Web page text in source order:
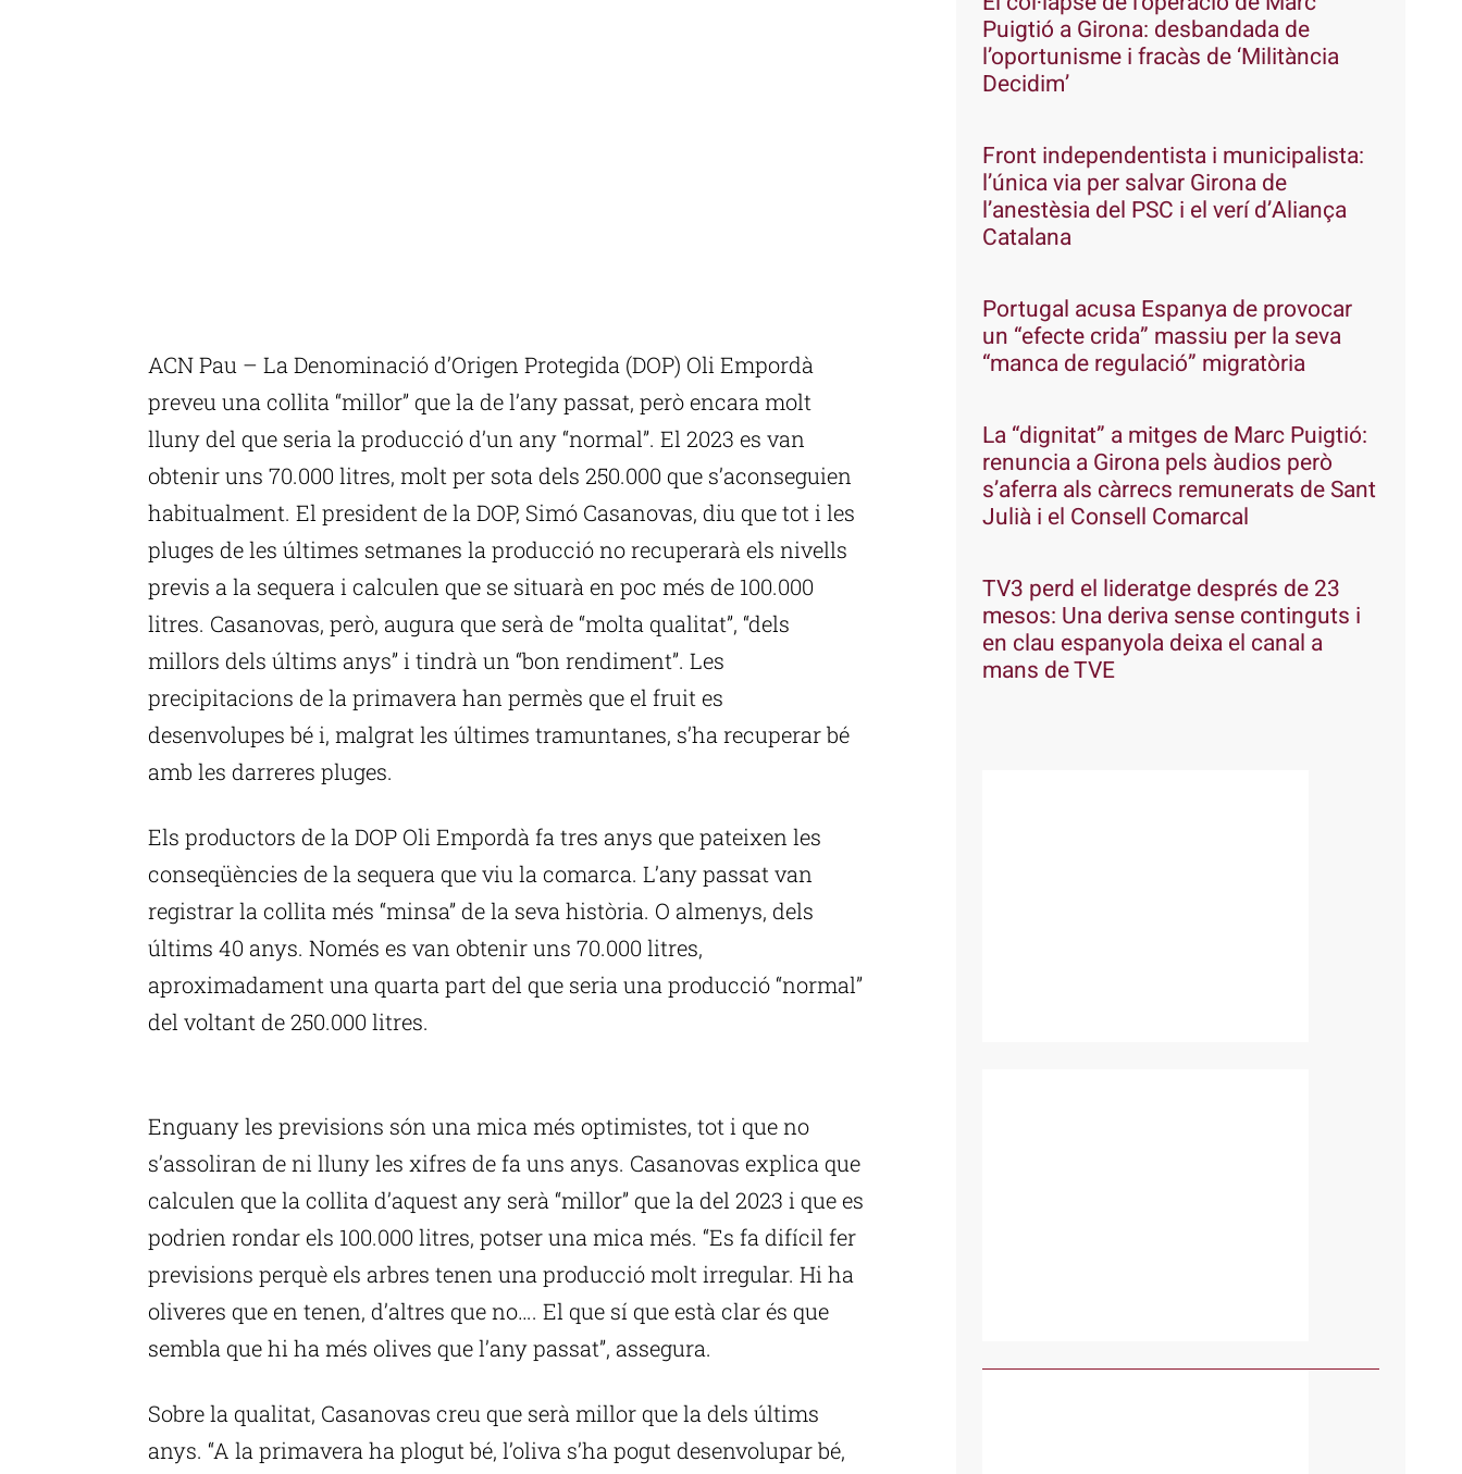
ACN Pau – La Denominació d’Origen Protegida (DOP) Oli Empordà
preveu una collita “millor” que la de l’any passat, però encara molt
lluny del que seria la producció d’un any “normal”. El 2023 es van
obtenir uns 70.000 litres, molt per sota dels 250.000 que s’aconseguien
habitualment. El president de la DOP, Simó Casanovas, diu que tot i les
pluges de les últimes setmanes la producció no recuperarà els nivells
previs a la sequera i calculen que se situarà en poc més de 100.000
litres. Casanovas, però, augura que serà de “molta qualitat”, “dels
millors dels últims anys” i tindrà un “bon rendiment”. Les
precipitacions de la primavera han permès que el fruit es
desenvolupes bé i, malgrat les últimes tramuntanes, s’ha recuperar bé
amb les darreres pluges.
Els productors de la DOP Oli Empordà fa tres anys que pateixen les
conseqüències de la sequera que viu la comarca. L’any passat van
registrar la collita més “minsa” de la seva història. O almenys, dels
últims 40 anys. Només es van obtenir uns 70.000 litres,
aproximadament una quarta part del que seria una producció “normal”
del voltant de 250.000 litres.
Enguany les previsions són una mica més optimistes, tot i que no
s’assoliran de ni lluny les xifres de fa uns anys. Casanovas explica que
calculen que la collita d’aquest any serà “millor” que la del 2023 i que es
podrien rondar els 100.000 litres, potser una mica més. “Es fa difícil fer
previsions perquè els arbres tenen una producció molt irregular. Hi ha
oliveres que en tenen, d’altres que no…. El que sí que està clar és que
sembla que hi ha més olives que l’any passat”, assegura.
Sobre la qualitat, Casanovas creu que serà millor que la dels últims
anys. “A la primavera ha plogut bé, l’oliva s’ha pogut desenvolupar bé,
Puigtió a Girona: desbandada de
l’oportunisme i fracàs de ‘Militància
Decidim’
Front independentista i municipalista:
l’única via per salvar Girona de
l’anestèsia del PSC i el verí d’Aliança
Catalana
Portugal acusa Espanya de provocar
un “efecte crida” massiu per la seva
“manca de regulació” migratòria
La “dignitat” a mitges de Marc Puigtió:
renuncia a Girona pels àudios però
s’aferra als càrrecs remunerats de Sant
Julià i el Consell Comarcal
TV3 perd el lideratge després de 23
mesos: Una deriva sense continguts i
en clau espanyola deixa el canal a
mans de TVE